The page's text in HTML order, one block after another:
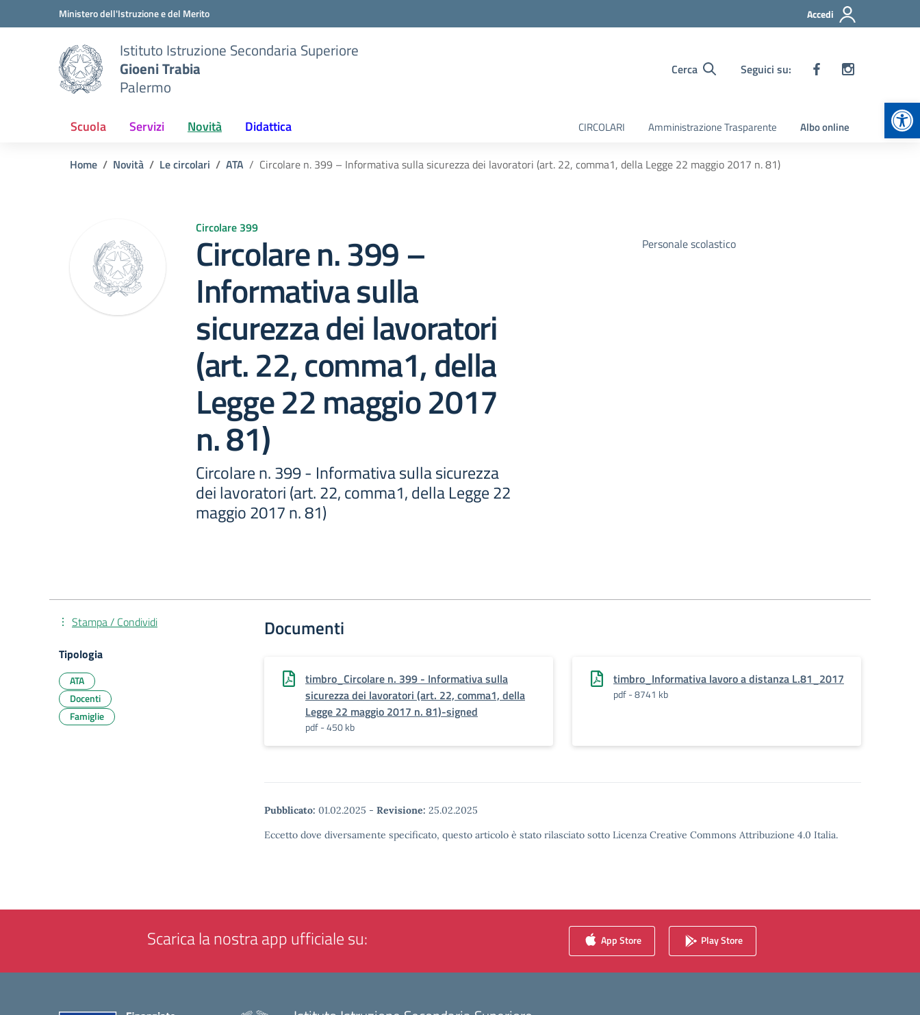
Vai ai contenuti
Vai al menu di navigazioneMinistero dell'Istruzione e del Merito Accedi
Istituto Istruzione Secondaria Superiore
Gioeni Trabia
Palermo
Cerca Seguici su:
Scuola Servizi Novità Didattica CIRCOLARI Amministrazione Trasparente Albo online
Home Novità Le circolari ATA Circolare n. 399 – Informativa sulla sicurezza dei lavoratori (art. 22, comma1, della Legge 22 maggio 2017 n. 81)
Circolare 399
Circolare n. 399 –
Informativa sulla
sicurezza dei lavoratori
(art. 22, comma1, della
Legge 22 maggio 2017
n. 81)
Circolare n. 399 - Informativa sulla sicurezza
dei lavoratori (art. 22, comma1, della Legge 22
maggio 2017 n. 81)
Personale scolastico
Documenti
timbro_Circolare n. 399 - Informativa sulla
sicurezza dei lavoratori (art. 22, comma1, della
Legge 22 maggio 2017 n. 81)-signed
pdf - 450 kb
timbro_Informativa lavoro a distanza L.81_2017
pdf - 8741 kb
Pubblicato: 01.02.2025 - Revisione: 25.02.2025
Eccetto dove diversamente specificato, questo articolo è stato rilasciato sotto Licenza Creative Commons Attribuzione 4.0 Italia.
Stampa / Condividi
Tipologia
ATA
Docenti
Famiglie
Scarica la nostra app ufficiale su: App Store Play Store